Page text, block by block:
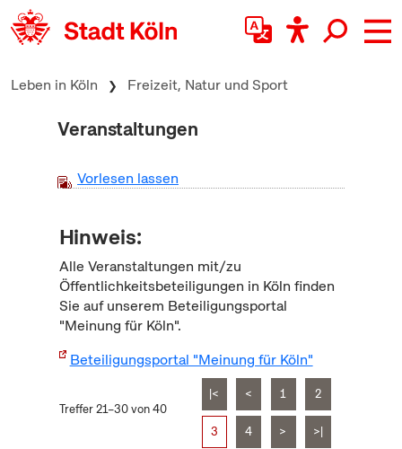
zum Inhalt springen
Leben in Köln Freizeit, Natur und Sport
Veranstaltungen
Vorlesen lassen
Hinweis:
Alle Veranstaltungen mit/zu
Öffentlichkeitsbeteiligungen in Köln finden
Sie auf unserem Beteiligungsportal
"Meinung für Köln".
Beteiligungsportal "Meinung für Köln"
Treffer 21–30 von 40
|< < 1 2
3 4 > >|